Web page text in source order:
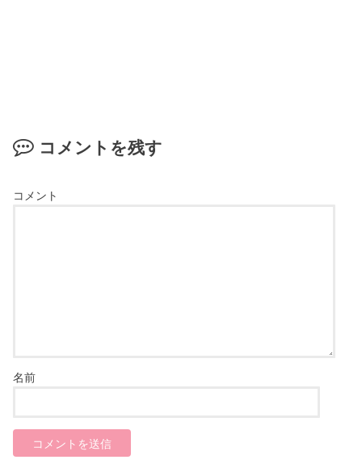
コメントを残す
コメント
名前